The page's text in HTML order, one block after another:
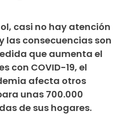
casi no hay atención
las consecuencias son
que aumenta el
con COVID-19, el
afecta otros
unas 700.000
de sus hogares.